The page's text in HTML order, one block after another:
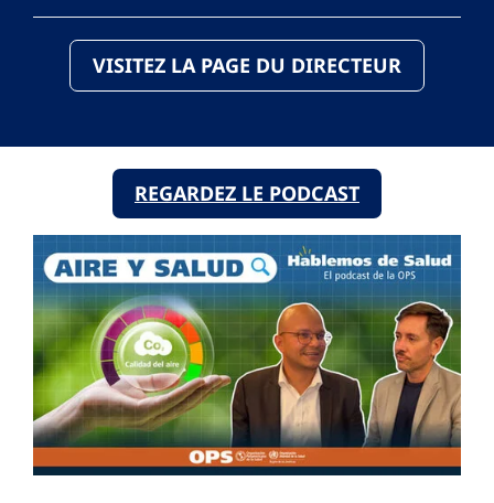
VISITEZ LA PAGE DU DIRECTEUR
REGARDEZ LE PODCAST